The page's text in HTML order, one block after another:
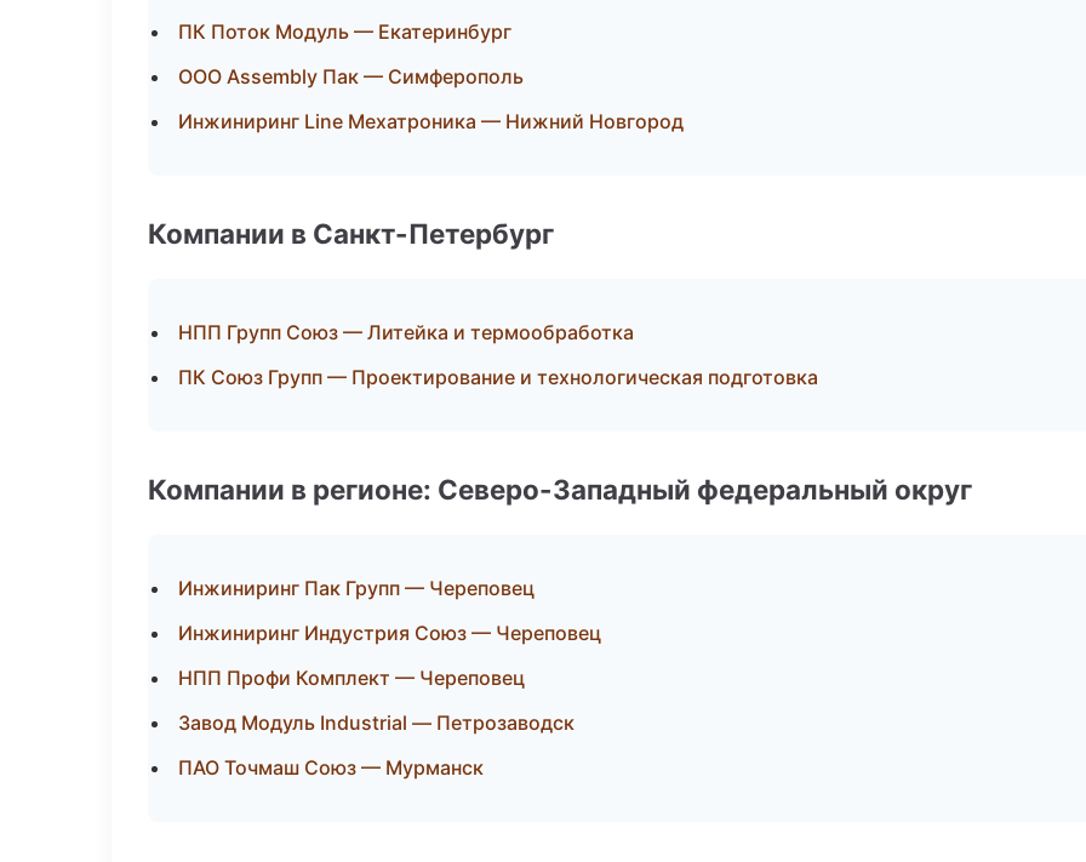
ПК Поток Модуль — Екатеринбург
ООО Assembly Пак — Симферополь
Инжиниринг Line Мехатроника — Нижний Новгород
Компании в Санкт-Петербург
НПП Групп Союз — Литейка и термообработка
ПК Союз Групп — Проектирование и технологическая подготовка
Компании в регионе: Северо-Западный федеральный округ
Инжиниринг Пак Групп — Череповец
Инжиниринг Индустрия Союз — Череповец
НПП Профи Комплект — Череповец
Завод Модуль Industrial — Петрозаводск
ПАО Точмаш Союз — Мурманск